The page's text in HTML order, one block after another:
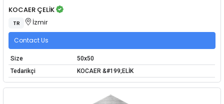
KOCAER ÇELİK
TR İzmir
Contact Us
Size
50x50
Tedarikçi
KOCAER &#199;ELİK